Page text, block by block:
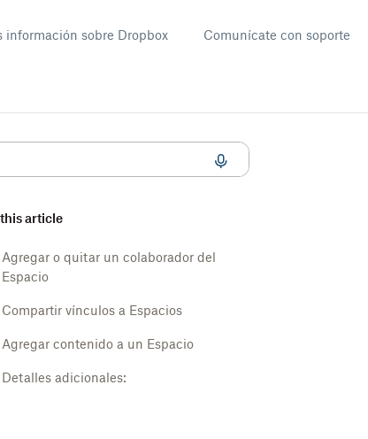
información sobre Dropbox Comunícate con soporte
article
Agregar o quitar un colaborador del
Espacio
Compartir vínculos a Espacios
Agregar contenido a un Espacio
Detalles adicionales: